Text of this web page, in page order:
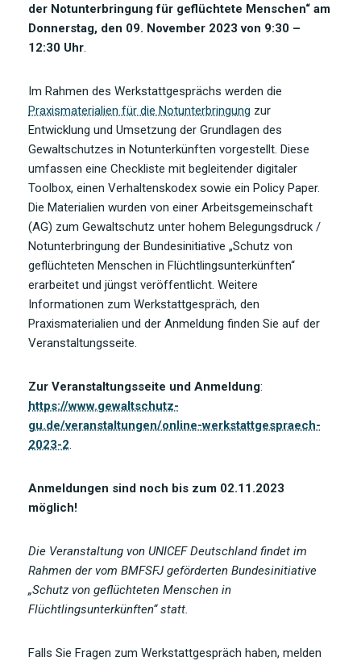
der Notunterbringung für geflüchtete Menschen“ am
Donnerstag, den 09. November 2023 von 9:30 –
12:30 Uhr.
Im Rahmen des Werkstattgesprächs werden die
Praxismaterialien für die Notunterbringung zur
Entwicklung und Umsetzung der Grundlagen des
Gewaltschutzes in Notunterkünften vorgestellt. Diese
umfassen eine Checkliste mit begleitender digitaler
Toolbox, einen Verhaltenskodex sowie ein Policy Paper.
Die Materialien wurden von einer Arbeitsgemeinschaft
(AG) zum Gewaltschutz unter hohem Belegungsdruck /
Notunterbringung der Bundesinitiative „Schutz von
geflüchteten Menschen in Flüchtlingsunterkünften“
erarbeitet und jüngst veröffentlicht. Weitere
Informationen zum Werkstattgespräch, den
Praxismaterialien und der Anmeldung finden Sie auf der
Veranstaltungsseite.
Zur Veranstaltungsseite und Anmeldung:
https://www.gewaltschutz-
gu.de/veranstaltungen/online-werkstattgespraech-
2023-2.
Anmeldungen sind noch bis zum 02.11.2023
möglich!
Die Veranstaltung von UNICEF Deutschland findet im
Rahmen der vom BMFSFJ geförderten Bundesinitiative
„Schutz von geflüchteten Menschen in
Flüchtlingsunterkünften“ statt.
Falls Sie Fragen zum Werkstattgespräch haben, melden